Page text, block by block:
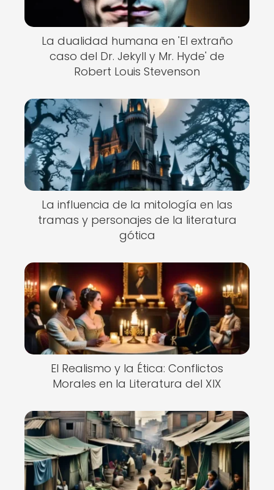
La dualidad humana en 'El extraño
caso del Dr. Jekyll y Mr. Hyde' de
Robert Louis Stevenson
La influencia de la mitología en las
tramas y personajes de la literatura
gótica
El Realismo y la Ética: Conflictos
Morales en la Literatura del XIX